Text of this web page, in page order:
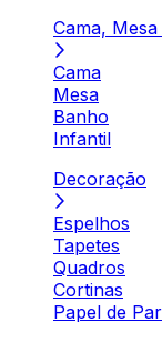
Cama,
Cama
Mesa
Banho
Infantil
Decoração
Espelhos
Tapetes
Quadros
Cortinas
Papel de